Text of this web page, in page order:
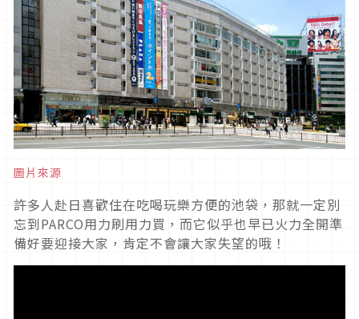
圖片來源
許多人赴日喜歡住在吃喝玩樂方便的池袋，那就一定別
忘到PARCO用力刷用力買，而它似乎也早已火力全開準
備好要迎接大家，肯定不會讓大家失望的哦！